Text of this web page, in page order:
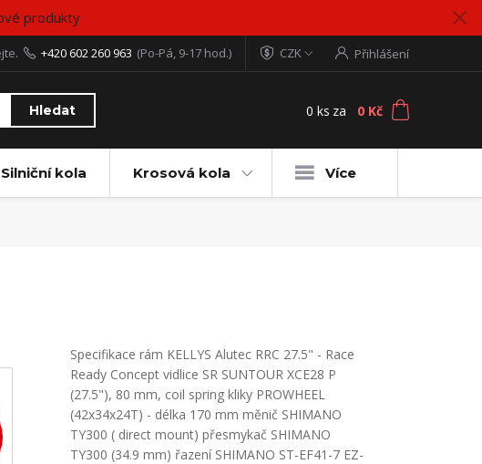
produkty
CZK Přihlášení
Hledat
+420 602 260 963 (Po-Pá, 9-17 hod.)
0 ks za 0 Kč
Silniční kola Krosová kola Více
Specifikace rám KELLYS Alutec RRC 27.5" - Race
Ready Concept vidlice SR SUNTOUR XCE28 P
(27.5"), 80 mm, coil spring kliky PROWHEEL
(42x34x24T) - délka 170 mm měnič SHIMANO
TY300 ( direct mount) přesmykač SHIMANO
TY300 (34.9 mm) řazení SHIMANO ST-EF41-7 EZ-